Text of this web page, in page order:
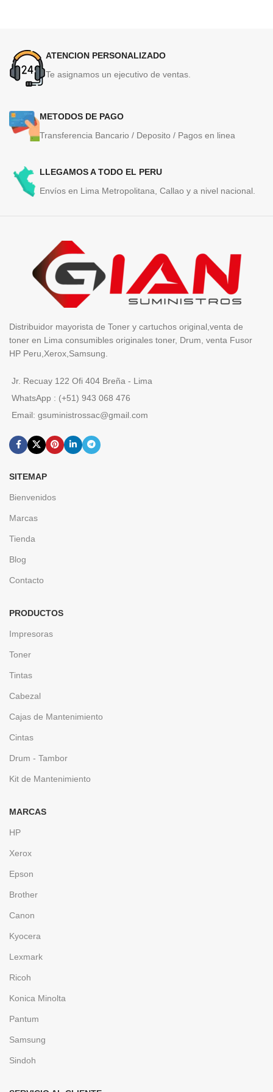
ATENCION PERSONALIZADO
Te asignamos un ejecutivo de ventas.
METODOS DE PAGO
Transferencia Bancario / Deposito / Pagos en linea
LLEGAMOS A TODO EL PERU
Envíos en Lima Metropolitana, Callao y a nivel nacional.
Distribuidor mayorista de Toner y cartuchos original,venta de
toner en Lima consumibles originales toner, Drum, venta Fusor
HP Peru,Xerox,Samsung.
Jr. Recuay 122 Ofi 404 Breña - Lima
WhatsApp : (+51) 943 068 476
Email: gsuministrossac@gmail.com
SITEMAP
Bienvenidos
Marcas
Tienda
Blog
Contacto
PRODUCTOS
Impresoras
Toner
Tintas
Cabezal
Cajas de Mantenimiento
Cintas
Drum - Tambor
Kit de Mantenimiento
MARCAS
HP
Xerox
Epson
Brother
Canon
Kyocera
Lexmark
Ricoh
Konica Minolta
Pantum
Samsung
Sindoh